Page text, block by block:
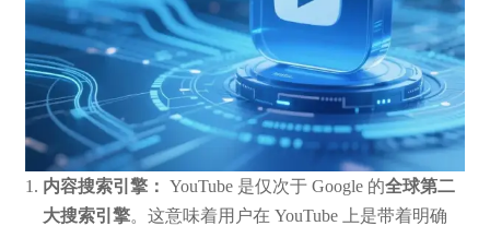
内容搜索引擎： YouTube 是仅次于 Google 的全球第二
大搜索引擎。这意味着用户在 YouTube 上是带着明确